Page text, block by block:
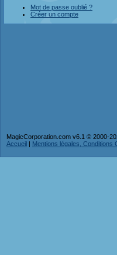
Mot de passe oublié ?
Créer un compte
MagicCorporation.com v6.1 © 2000-
Accueil | Mentions légales, Conditions